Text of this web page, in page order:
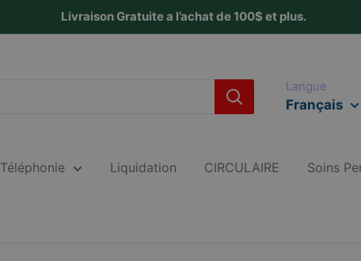
Livraison Gratuite a l’achat de 100$ et plus.
Langue
Français
Téléphonie Liquidation CIRCULAIRE Soins